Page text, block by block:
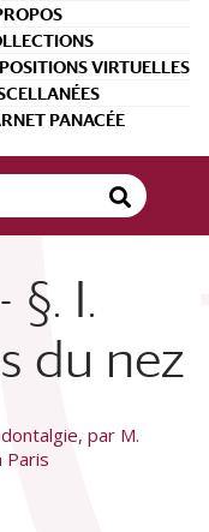
VIRTUELLES
PANACÉE
§. I.
du nez
par M.
Paris